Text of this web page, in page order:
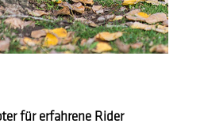
für erfahrene Rider